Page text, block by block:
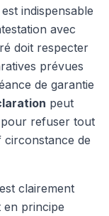
indispensable
avec
doit respecter
prévues
de garantie
peut
pour refuser tout
circonstance de
est clairement
en principe